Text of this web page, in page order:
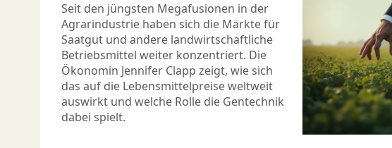
Seit den jüngsten Megafusionen in der
Agrarindustrie haben sich die Märkte für
Saatgut und andere landwirtschaftliche
Betriebsmittel weiter konzentriert. Die
Ökonomin Jennifer Clapp zeigt, wie sich
das auf die Lebensmittelpreise weltweit
auswirkt und welche Rolle die Gentechnik
dabei spielt.